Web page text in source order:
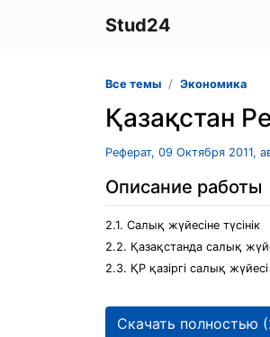
Stud24
Все темы Экономика
Қазақстан
Реферат, 09 Октября 2011,
Описание работы
2.1. Салық жүйесіне түсінік
2.2. Қазақстанда салық
2.3. ҚР қазіргі салық жүйесі
Скачать полностью